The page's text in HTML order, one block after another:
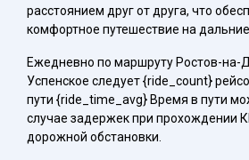
расстоянием друг от друга, что
комфортное путешествие на дальние
Ежедневно по маршруту Ростов-на-
Успенское следует {ride_count}
пути {ride_time_avg} Время в пути
случае задержек при прохождении
дорожной обстановки.